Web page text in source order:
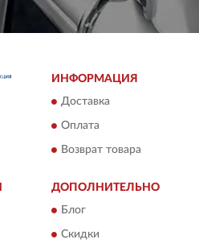
ИНФОРМАЦИЯ
Доставка
Оплата
Возврат товара
ДОПОЛНИТЕЛЬНО
Блог
Скидки